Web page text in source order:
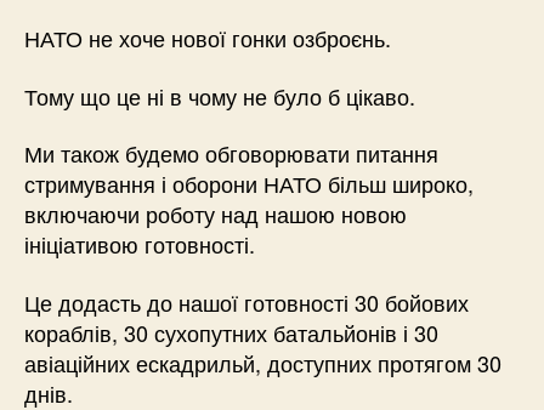
НАТО не хоче нової гонки озброєнь.
Тому що це ні в чому не було б цікаво.
Ми також будемо обговорювати питання
стримування і оборони НАТО більш широко,
включаючи роботу над нашою новою
ініціативою готовності.
Це додасть до нашої готовності 30 бойових
кораблів, 30 сухопутних батальйонів і 30
авіаційних ескадрильй, доступних протягом 30
днів.